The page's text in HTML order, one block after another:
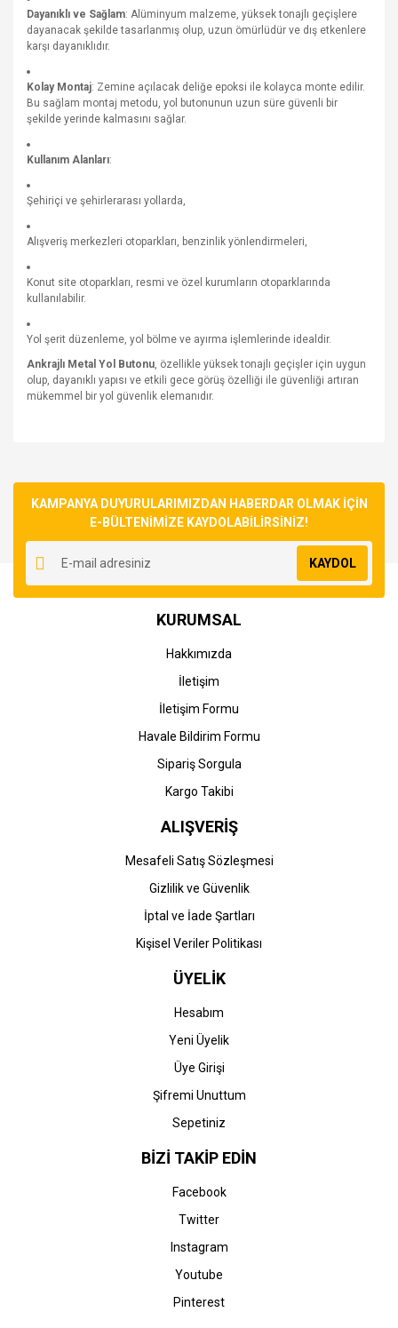
Dayanıklı ve Sağlam: Alüminyum malzeme, yüksek tonajlı geçişlere
dayanacak şekilde tasarlanmış olup, uzun ömürlüdür ve dış etkenlere
karşı dayanıklıdır.
Kolay Montaj: Zemine açılacak deliğe epoksi ile kolayca monte edilir.
Bu sağlam montaj metodu, yol butonunun uzun süre güvenli bir
şekilde yerinde kalmasını sağlar.
Kullanım Alanları:
Şehiriçi ve şehirlerarası yollarda,
Alışveriş merkezleri otoparkları, benzinlik yönlendirmeleri,
Konut site otoparkları, resmi ve özel kurumların otoparklarında
kullanılabilir.
Yol şerit düzenleme, yol bölme ve ayırma işlemlerinde idealdir.
Ankrajlı Metal Yol Butonu, özellikle yüksek tonajlı geçişler için uygun
olup, dayanıklı yapısı ve etkili gece görüş özelliği ile güvenliği artıran
mükemmel bir yol güvenlik elemanıdır.
Yorum Yaz
kullanarak tarafımıza iletebilirsiniz.
Görüş ve önerileriniz için teşekkür ederiz.
Ürün resmi kalitesiz, bozuk veya görüntülenemiyor.
Ürün açıklamasında eksik bilgiler bulunuyor.
Ürün bilgilerinde hatalar bulunuyor.
Ürün fiyatı diğer sitelerden daha pahalı.
Gönder
KAMPANYA DUYURULARIMIZDAN HABERDAR OLMAK İÇİN
E-BÜLTENİMİZE KAYDOLABİLİRSİNİZ!
KAYDOL
KURUMSAL
Hakkımızda
İletişim
İletişim Formu
Havale Bildirim Formu
Sipariş Sorgula
Kargo Takibi
ALIŞVERİŞ
Mesafeli Satış Sözleşmesi
Gizlilik ve Güvenlik
İptal ve İade Şartları
Kişisel Veriler Politikası
ÜYELİK
Hesabım
Yeni Üyelik
Üye Girişi
Şifremi Unuttum
Sepetiniz
BİZİ TAKİP EDİN
Facebook
Twitter
Instagram
Youtube
Pinterest